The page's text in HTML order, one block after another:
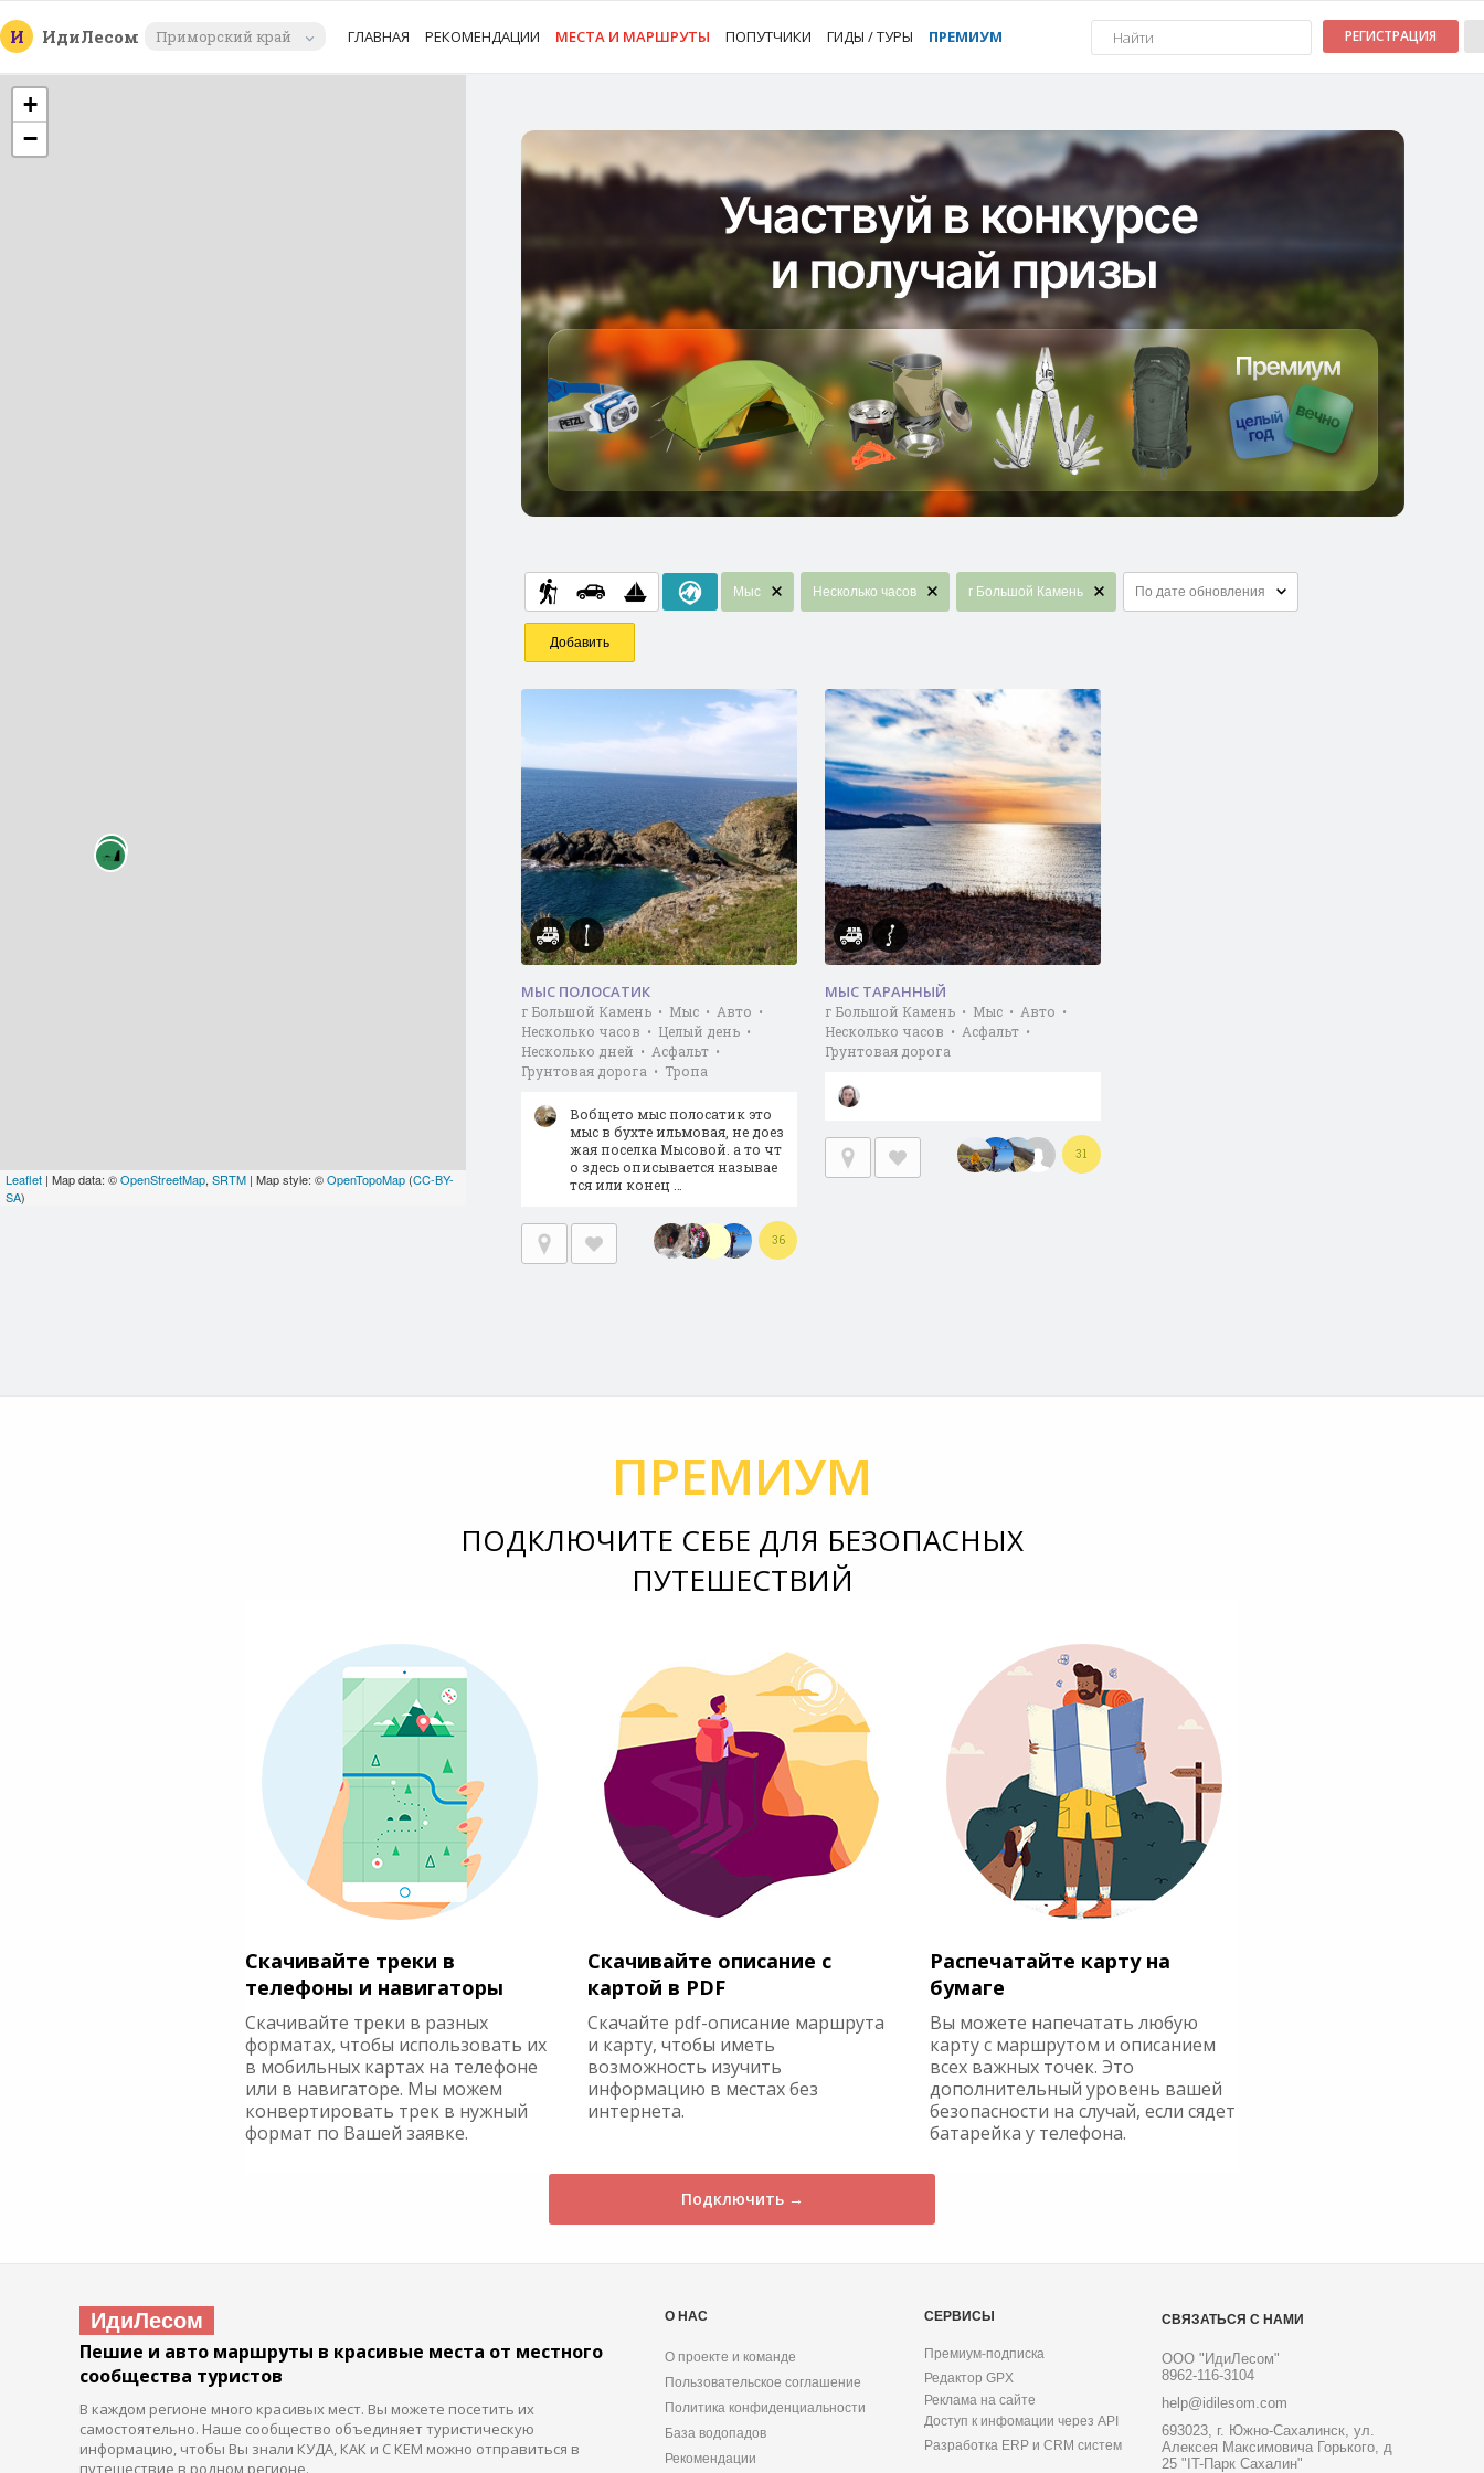
И ИдиЛесом Приморский край ГЛАВНАЯ РЕКОМЕНДАЦИИ МЕСТА И МАРШРУТЫ ПОПУТЧИКИ ГИДЫ / ТУРЫ ПРЕМИУМ РЕГИСТРАЦИЯ
+
−
Leaflet | Map data: ©OpenStreetMap, SRTM | Map style: ©OpenTopoMap (CC-BY-
SA)
Мыс Несколько часов г Большой Камень По дате обновления
Добавить
МЫС ПОЛОСАТИК
г Большой Камень • Мыс • Авто •
Несколько часов • Целый день •
Несколько дней • Асфальт •
Грунтовая дорога • Тропа
Вобщето мыс полосатик это
мыс в бухте ильмовая, не доез
жая поселка Мысовой. а то чт
о здесь описывается называе
тся или конец …
36
МЫС ТАРАННЫЙ
г Большой Камень • Мыс • Авто •
Несколько часов • Асфальт •
Грунтовая дорога
31
ПРЕМИУМ
ПОДКЛЮЧИТЕ СЕБЕ ДЛЯ БЕЗОПАСНЫХ
ПУТЕШЕСТВИЙ
Скачивайте треки в
телефоны и навигаторы
Скачивайте треки в разных
форматах, чтобы использовать их
в мобильных картах на телефоне
или в навигаторе. Мы можем
конвертировать трек в нужный
формат по Вашей заявке.
Скачивайте описание с
картой в PDF
Скачайте pdf-описание маршрута
и карту, чтобы иметь
возможность изучить
информацию в местах без
интернета.
Распечатайте карту на
бумаге
Вы можете напечатать любую
карту с маршрутом и описанием
всех важных точек. Это
дополнительный уровень вашей
безопасности на случай, если сядет
батарейка у телефона.
Подключить →
ИдиЛесом
Пешие и авто маршруты в красивые места от местного
сообщества туристов
В каждом регионе много красивых мест. Вы можете посетить их
самостоятельно. Наше сообщество объединяет туристическую
информацию, чтобы Вы знали КУДА, КАК и С КЕМ можно отправиться в
путешествие в родном регионе.
О НАС
О проекте и команде
Пользовательское соглашение
Политика конфиденциальности
База водопадов
Рекомендации
СЕРВИСЫ
Премиум-подписка
Редактор GPX
Реклама на сайте
Доступ к инфомации через API
Разработка ERP и CRM систем
СВЯЗАТЬСЯ С НАМИ
ООО "ИдиЛесом"
8962-116-3104
help@idilesom.com
693023, г. Южно-Сахалинск, ул.
Алексея Максимовича Горького, д
25 "IT-Парк Сахалин"